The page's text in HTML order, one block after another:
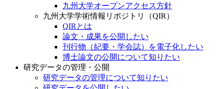
九州大学オープンアクセス方針
九州大学学術情報リポジトリ（QIR）
QIRとは
論文・成果を公開したい
刊行物（紀要・学会誌）を電子化したい
博士論文の公開について知りたい
研究データの管理・公開
研究データの管理について知りたい